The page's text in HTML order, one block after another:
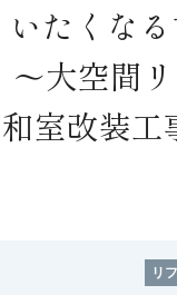
いたくな
～大空間
和室改装工
リ